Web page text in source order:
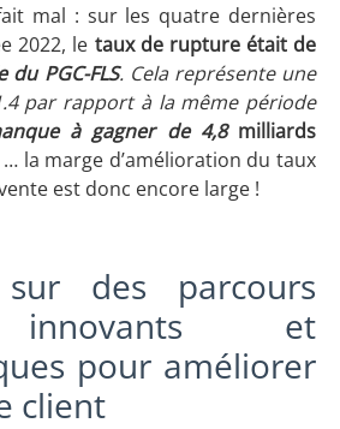
mal : sur les quatre dernières
2022, le taux de rupture était de
du PGC-FLS. Cela représente une
par rapport à la même période
à gagner de 4,8 milliards
… la marge d’amélioration du taux
est donc encore large !
sur des parcours
et
pour améliorer
client